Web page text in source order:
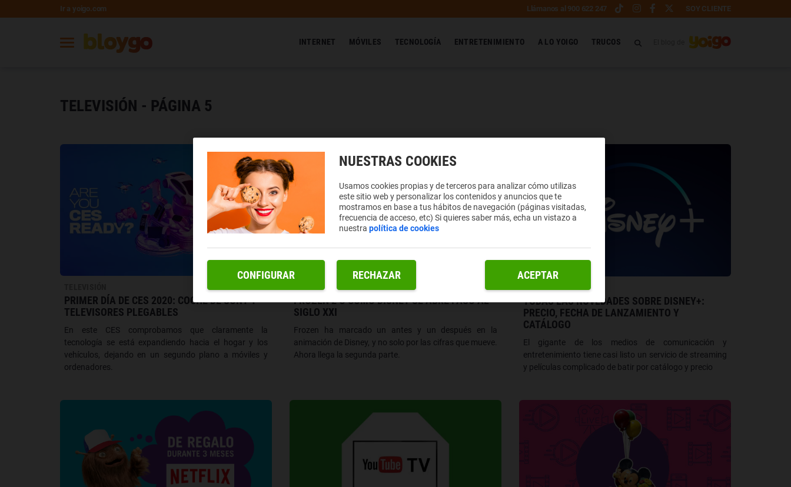
Ir a yoigo.com Llámanos al 900 622 247 SOY CLIENTE
INTERNET MÓVILES TECNOLOGÍA ENTRETENIMIENTO A LO YOIGO TRUCOS
TELEVISIÓN - PÁGINA 5
PRIMER DÍA DE CES 2020: COCHE DE SONY Y
TELEVISORES PLEGABLES
En este CES comprobamos que claramente la
tecnología se está expandiendo hacia el hogar y los
vehículos, dejando en un segundo plano a móviles y
ordenadores.
TELEVISIÓN
FROZEN 2 O CÓMO DISNEY SE ABRE PASO AL
SIGLO XXI
Frozen ha marcado un antes y un después en la
animación de Disney, y no solo por las cifras que mueve.
Ahora llega la segunda parte.
TODAS LAS NOVEDADES SOBRE DISNEY+:
PRECIO, FECHA DE LANZAMIENTO Y
CATÁLOGO
El gigante de los medios de comunicación y
entretenimiento tiene casi listo un servicio de streaming
y películas complicado de batir por catálogo y precio
NUESTRAS COOKIES
Usamos cookies propias y de terceros para analizar cómo utilizas
este sitio web y personalizar los contenidos y anuncios que te
mostramos en base a tus hábitos de navegación (páginas visitadas,
frecuencia de acceso, etc) Si quieres saber más, echa un vistazo a
nuestrapolítica de cookies
RECHAZAR ACEPTAR
CONFIGURAR